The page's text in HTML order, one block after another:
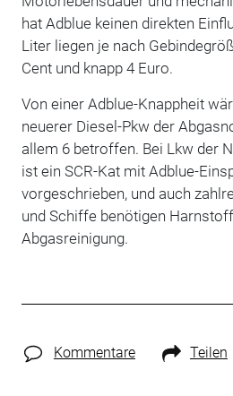
hat Adblue keinen direkten
Liter liegen je nach
Cent und knapp 4 Euro.
Von einer Adblue-Knappheit
neuerer Diesel-Pkw der
allem 6 betroffen. Bei Lkw der
ist ein SCR-Kat mit Adblue-
vorgeschrieben, und auch
und Schiffe benötigen
Abgasreinigung.
Kommentare Teilen